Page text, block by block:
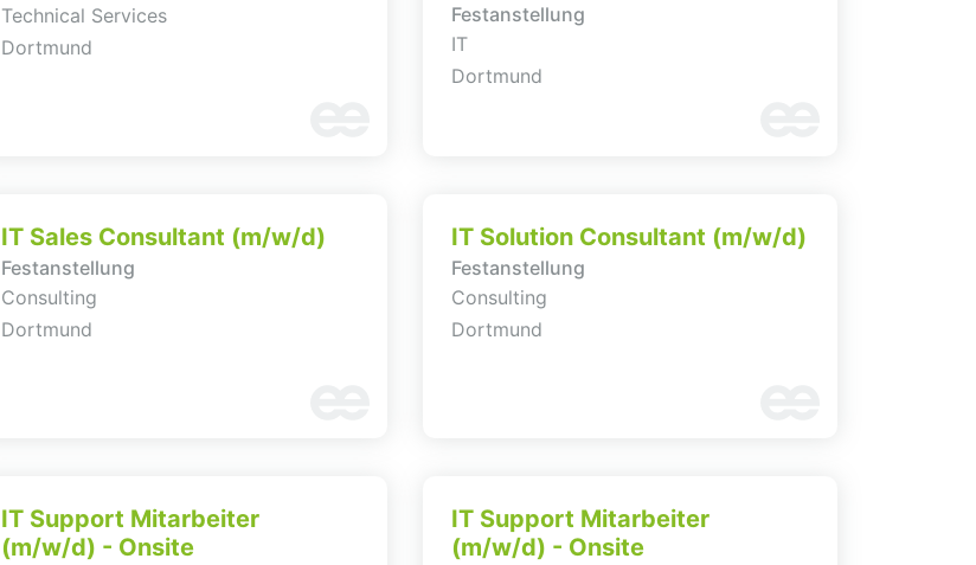
Technical Services
Dortmund
Festanstellung
IT
Dortmund
IT Sales Consultant (m/w/d)
Festanstellung
Consulting
Dortmund
IT Solution Consultant (m/w/d)
Festanstellung
Consulting
Dortmund
IT Support Mitarbeiter
(m/w/d) - Onsite
IT Support Mitarbeiter
(m/w/d) - Onsite